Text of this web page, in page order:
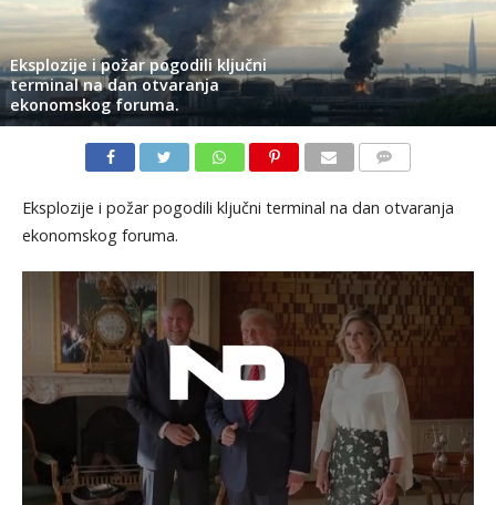
Eksplozije i požar pogodili ključni
terminal na dan otvaranja
ekonomskog foruma.
Eksplozije i požar pogodili ključni terminal na dan otvaranja
ekonomskog foruma.